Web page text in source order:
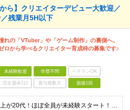
ら】クリエイターデビュー大歓迎／
残業月5H以下
れの「VTuber」や「ゲーム制作」の裏側へ。
ロから学べるクリエイター育成枠の募集です♪
未経験歓迎 学歴不問 ベテランOK
完全週休2日 賞与複数月 面接1回
＼9割以上が20代！ほぼ全員が未経験スタート！／ ★未経験歓迎 ★学歴不問 ★第二新卒歓迎 ★ブランクOK 特別な知識や経験は一切不問です。 「やってみたい」という意欲を重視し、選考を行います。